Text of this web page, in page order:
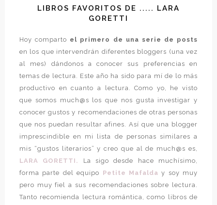
LIBROS FAVORITOS DE ..... LARA
GORETTI
Hoy comparto el primero de una serie de posts
en los que intervendrán diferentes bloggers (una vez
al mes) dándonos a conocer sus preferencias en
temas de lectura. Este año ha sido para mí de lo más
productivo en cuanto a lectura. Como yo, he visto
que somos much@s los que nos gusta investigar y
conocer gustos y recomendaciones de otras personas
que nos puedan resultar afines. Así que una blogger
imprescindible en mi lista de personas similares a
mis “gustos literarios” y creo que al de much@s es,
LARA GORETTI.
La sigo desde hace muchísimo,
forma parte del equipo Petite Mafalday soy muy
pero muy fiel a sus recomendaciones sobre lectura.
Tanto recomienda lectura romántica, como libros de